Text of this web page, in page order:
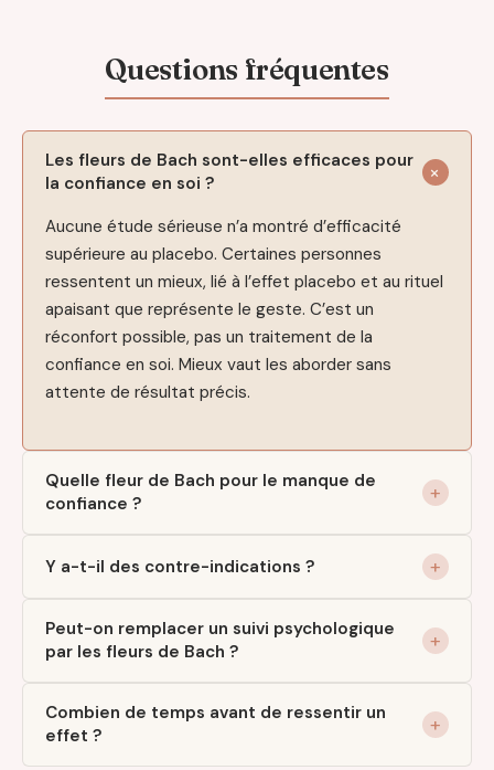
Les fleurs de Bach sont-elles efficaces pour
la confiance en soi ?
Aucune étude sérieuse n’a montré d’efficacité
supérieure au placebo. Certaines personnes
ressentent un mieux, lié à l’effet placebo et au rituel
apaisant que représente le geste. C’est un
réconfort possible, pas un traitement de la
confiance en soi. Mieux vaut les aborder sans
attente de résultat précis.
Quelle fleur de Bach pour le manque de
confiance ?
Y a-t-il des contre-indications ?
Peut-on remplacer un suivi psychologique
par les fleurs de Bach ?
Combien de temps avant de ressentir un
effet ?